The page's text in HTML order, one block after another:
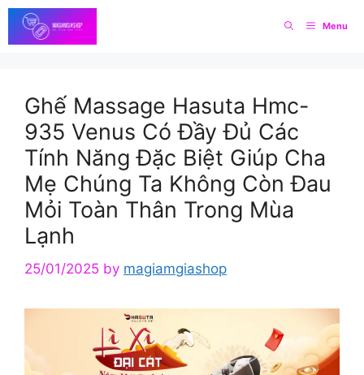
Skip
to
content
Menu
Ghế Massage Hasuta Hmc-
935 Venus Có Đầy Đủ Các
Tính Năng Đặc Biệt Giúp Cha
Mẹ Chúng Ta Không Còn Đau
Mỏi Toàn Thân Trong Mùa
Lạnh
25/01/2025 by magiamgiashop